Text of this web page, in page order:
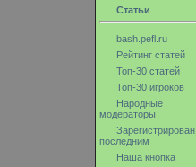
Статьи
bash.pefl.ru
Рейтинг статей
Топ-30 статей
Топ-30 игроков
Народные
модераторы
Зарегистрирован
последним
Наша кнопка